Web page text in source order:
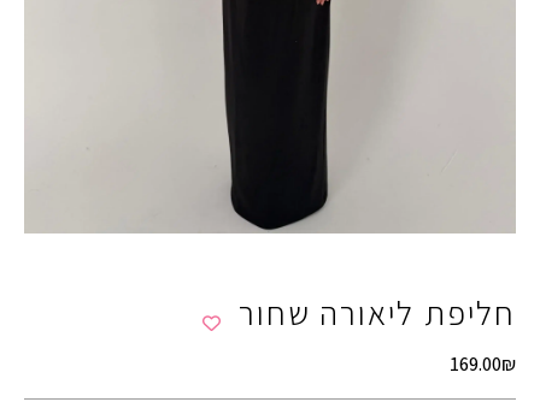
חליפת ליאורה שחור
169.00₪